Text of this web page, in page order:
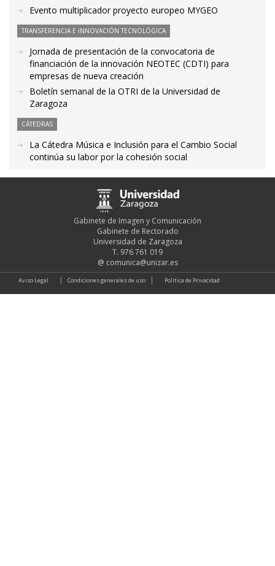
Evento multiplicador proyecto europeo MYGEO
TRANSFERENCIA E INNOVACIÓN TECNOLÓGICA
Jornada de presentación de la convocatoria de
financiación de la innovación NEOTEC (CDTI) para
empresas de nueva creación
Boletín semanal de la OTRI de la Universidad de
Zaragoza
CÁTEDRAS
La Cátedra Música e Inclusión para el Cambio Social
continúa su labor por la cohesión social
Gabinete de Imagen y Comunicación
Gabinete de Rectorado
Universidad de Zaragoza
T. 976 761 019
@ comunica@unizar.es
Aviso Legal Condiciones generales de uso Política de Privacidad